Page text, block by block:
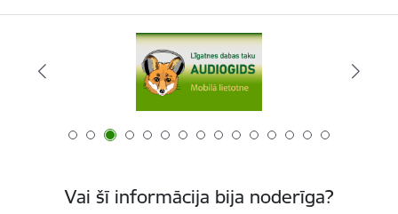
Vai šī informācija bija noderīga?